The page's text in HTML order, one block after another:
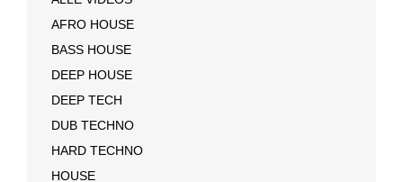
AFRO HOUSE
BASS HOUSE
DEEP HOUSE
DEEP TECH
DUB TECHNO
HARD TECHNO
HOUSE